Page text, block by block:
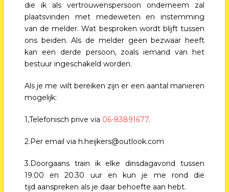
die ik als vertrouwenspersoon onderneem zal
plaatsvinden met medeweten en instemming
van de melder. Wat besproken wordt blijft tussen
ons beiden. Als de melder geen bezwaar heeft
kan een derde persoon, zoals iemand van het
bestuur ingeschakeld worden.
Als je me wilt bereiken zijn er een aantal manieren
mogelijk:
1,Telefonisch prive via 06-83891677.
2.Per email via h.heijkers@outlook.com
3.Doorgaans train ik elke dinsdagavond tussen
19.00 en 20.30 uur en kun je me rond die
tijd aanspreken als je daar behoefte aan hebt.